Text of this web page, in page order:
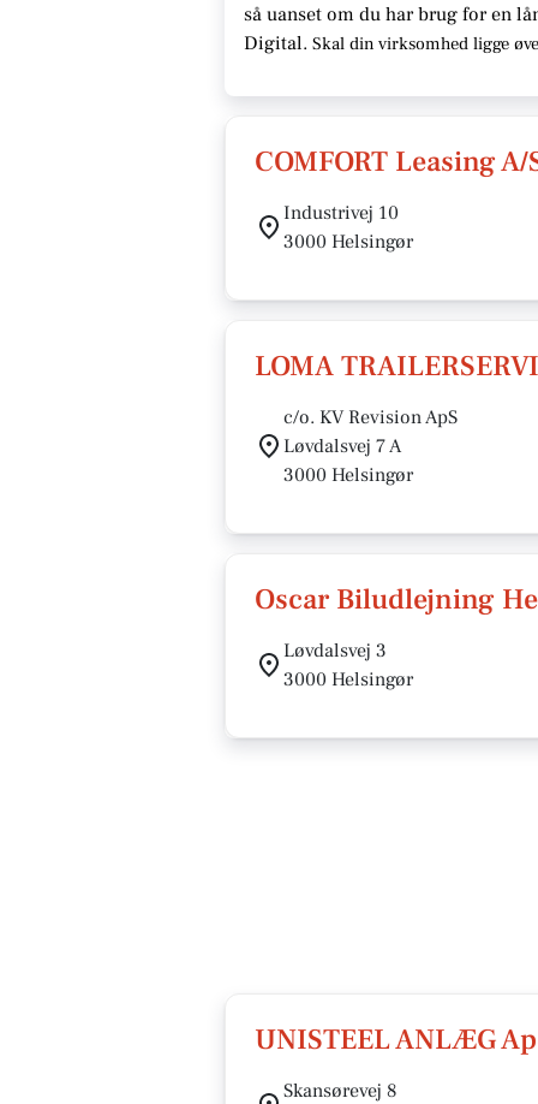
så uanset om du har brug for en
Digital. Skal din virksomhed ligge
COMFORT Leasing A/
Industrivej 10
3000 Helsingør
LOMA
c/o. KV Revision ApS
Løvdalsvej 7 A
3000 Helsingør
Oscar Biludlejning
Løvdalsvej 3
3000 Helsingør
UNISTEEL ANLÆG
Skansørevej 8